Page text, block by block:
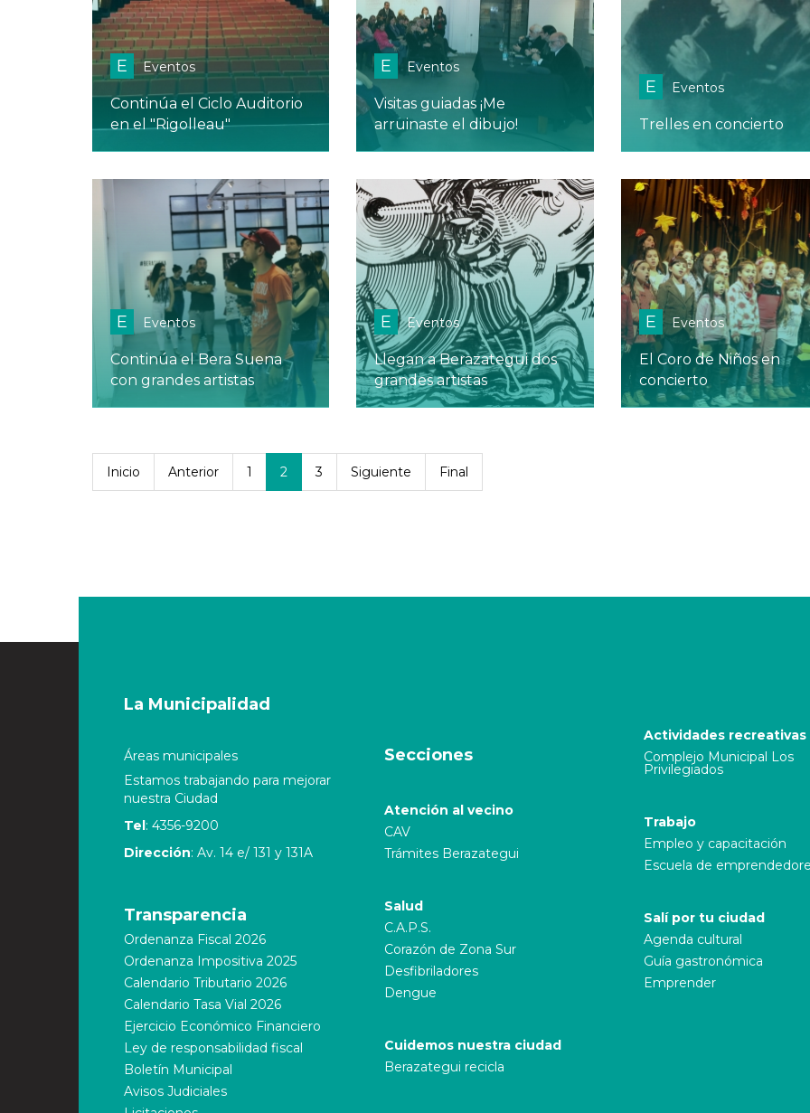
E Eventos
Continúa el Ciclo Auditorio
en el "Rigolleau"
E Eventos
Visitas guiadas ¡Me
arruinaste el dibujo!
E Eventos
Trelles en concierto
E Eventos
Continúa el Bera Suena
con grandes artistas
E Eventos
Llegan a Berazategui dos
grandes artistas
E Eventos
El Coro de Niños en
concierto
Inicio Anterior 1 2 3 Siguiente Final
La Municipalidad
Áreas municipales
Estamos trabajando para mejorar
nuestra Ciudad
Tel: 4356-9200
Dirección: Av. 14 e/ 131 y 131A
Transparencia
Ordenanza Fiscal 2026
Ordenanza Impositiva 2025
Calendario Tributario 2026
Calendario Tasa Vial 2026
Ejercicio Económico Financiero
Ley de responsabilidad fiscal
Boletín Municipal
Avisos Judiciales
Secciones
Atención al vecino
CAV
Trámites Berazategui
Salud
C.A.P.S.
Corazón de Zona Sur
Desfibriladores
Dengue
Cuidemos nuestra ciudad
Berazategui recicla
Actividades recreativas
Complejo Municipal Los
Privilegiados
Trabajo
Empleo y capacitación
Escuela de
Salí por tu ciudad
Agenda cultural
Guía gastronómica
Emprender